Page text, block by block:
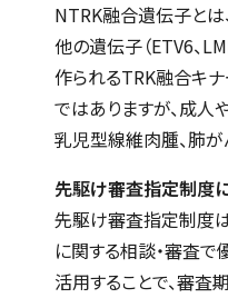
NTRK融合遺伝子とは
他の遺伝子（ETV6、
作られるTRK融合キ
ではありますが、成人
乳児型線維肉腫、肺が
先駆け審査指定制度
先駆け審査指定制度
に関する相談・審査
活用することで、審査